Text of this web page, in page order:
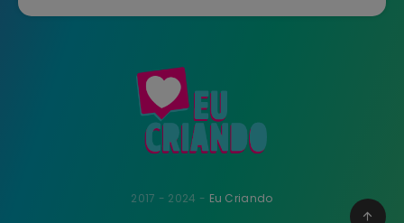
2017 - 2024 - Eu Criando